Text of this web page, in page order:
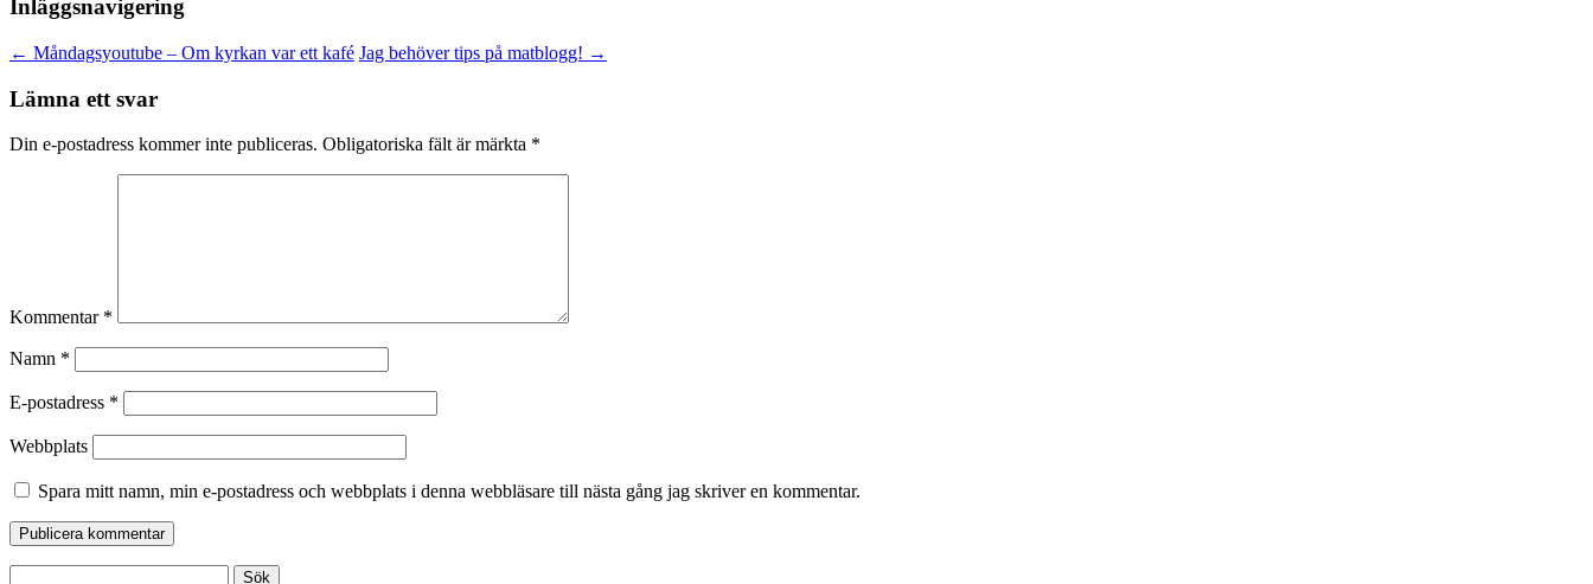
Inläggsnavigering
← Måndagsyoutube – Om kyrkan var ett kafé Jag behöver tips på matblogg! →
Lämna ett svar
Din e-postadress kommer inte publiceras. Obligatoriska fält är märkta *
Kommentar *
Namn *
E-postadress *
Webbplats
Spara mitt namn, min e-postadress och webbplats i denna webbläsare till nästa gång jag skriver en kommentar.